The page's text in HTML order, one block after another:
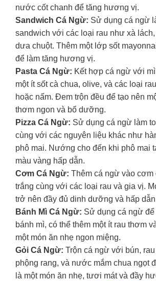
nước cốt chanh để tăng hương vị.
Sandwich Cá Ngừ: Sử dụng cá ngừ
sandwich với các loại rau như xà
dưa chuột. Thêm một lớp sốt
để làm tăng hương vị.
Pasta Cá Ngừ: Kết hợp cá ngừ với
một ít sốt cà chua, olive, và các loại
hoặc nấm. Đem trộn đều để tạo nên
thơm ngon và bổ dưỡng.
Pizza Cá Ngừ: Sử dụng cá ngừ làm
cùng với các nguyên liệu khác như
phô mai. Nướng cho đến khi phô mai
màu vàng hấp dẫn.
Cơm Cá Ngừ: Thêm cá ngừ vào cơm
trắng cùng với các loại rau và gia vị.
trở nên đầy đủ dinh dưỡng và hấp
Bánh Mì Cá Ngừ: Sử dụng cá ngừ
bánh mì, có thể thêm một ít rau thơm
một món ăn nhẹ ngon miệng.
Gỏi Cá Ngừ: Trộn cá ngừ với bún,
phộng rang, và nước mắm chua ngọt
là một món ăn nhẹ, tươi mát và đầy